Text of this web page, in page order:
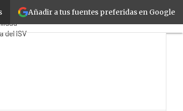
Añadir a tus fuentes preferidas en Google
del ISV